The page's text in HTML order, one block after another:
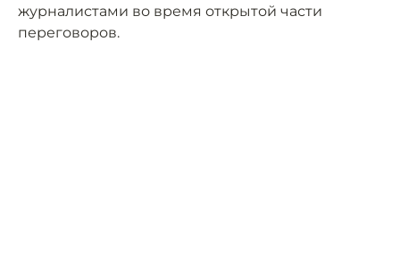
журналистами во время открытой части
переговоров.